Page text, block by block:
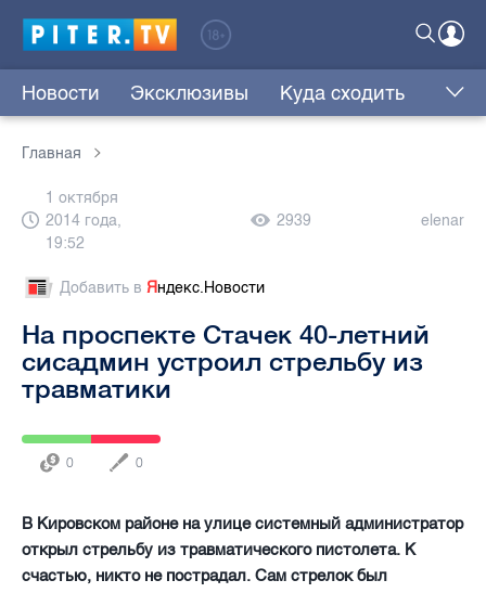
Новости Эксклюзивы Куда сходить
Главная
1 октября
2014 года,
19:52
2939 elenar
Добавить в Яндекс.Новости
На проспекте Стачек 40-летний
сисадмин устроил стрельбу из
травматики
0 0
В Кировском районе на улице системный администратор
открыл стрельбу из травматического пистолета. К
счастью, никто не пострадал. Сам стрелок был